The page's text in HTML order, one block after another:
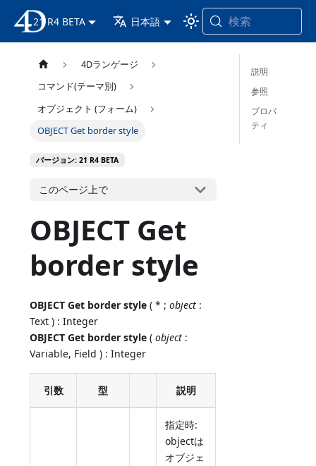
4D ドキュメンテーション
21 R4 BETA 日本語 検索
4Dランゲージ
コマンド(テーマ別)
オブジェクト (フォーム)
OBJECT Get border style
バージョン: 21 R4 BETA
このページ上で
OBJECT Get
border style
OBJECT Get border style ( * ;object :
Text ) : Integer
OBJECT Get border style (object :
Variable, Field ) : Integer
引数 型 説明
指定時:
objectは
オブジェ
説明
参照
プロパ
ティ